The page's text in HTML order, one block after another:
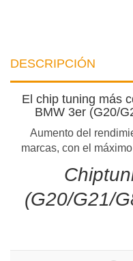
DESCRIPCIÓN
El chip tuning más
BMW 3er (G20/
Aumento del
marcas, con el
(G20/G21/